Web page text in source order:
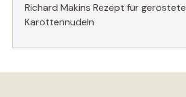
Richard Makins Rezept für geröstete
Karottennudeln